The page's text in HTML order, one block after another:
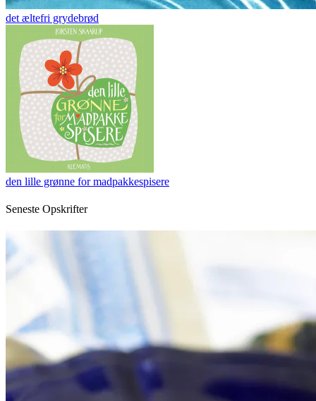
det æltefri grydebrød
den lille grønne for madpakkespisere
Seneste Opskrifter